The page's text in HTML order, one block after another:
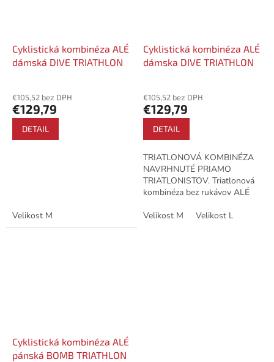
Cyklistická kombinéza ALÉ
dámská DIVE TRIATHLON
€105,52 bez DPH
€129,79
DETAIL
Velikost M
Cyklistická kombinéza ALÉ
dámska DIVE TRIATHLON
€105,52 bez DPH
€129,79
DETAIL
TRIATLONOVÁ KOMBINÉZA
NAVRHNUTÉ PRIAMO
TRIATLONISTOV. Triatlonová
kombinéza bez rukávov ALÉ
vodeodpudivej látky, ktorá sa
Velikost M Velikost L
Cyklistická kombinéza ALÉ
pánská BOMB TRIATHLON